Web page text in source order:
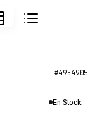
#4954905
En Stock